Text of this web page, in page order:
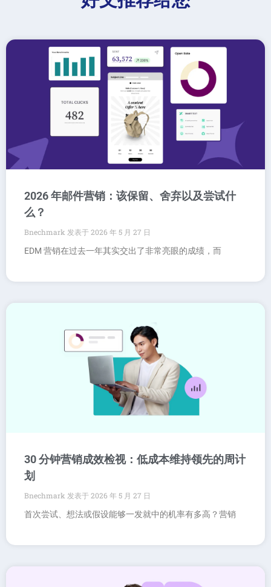
2026 年邮件营销：该保留、舍弃以及尝试什
么？
Bnechmark
2026 年 5 月 27 日
EDM 营销在过去一年其实交出了非常亮眼的成绩，而
30 分钟营销成效检视：低成本维持领先的周计
划
Bnechmark
2026 年 5 月 27 日
首次尝试、想法或假设能够一发就中的机率有多高？营销